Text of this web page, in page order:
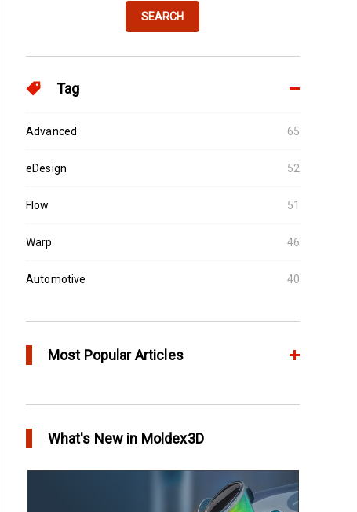
SEARCH
Tag
Advanced 65
eDesign 52
Flow 51
Warp 46
Automotive 40
Most Popular Articles
in Top Story
欧州最大手の自動車部品パーツメーカー
Faurecia社の製品設計最適化プロジェクト－
What's New in Moldex3D